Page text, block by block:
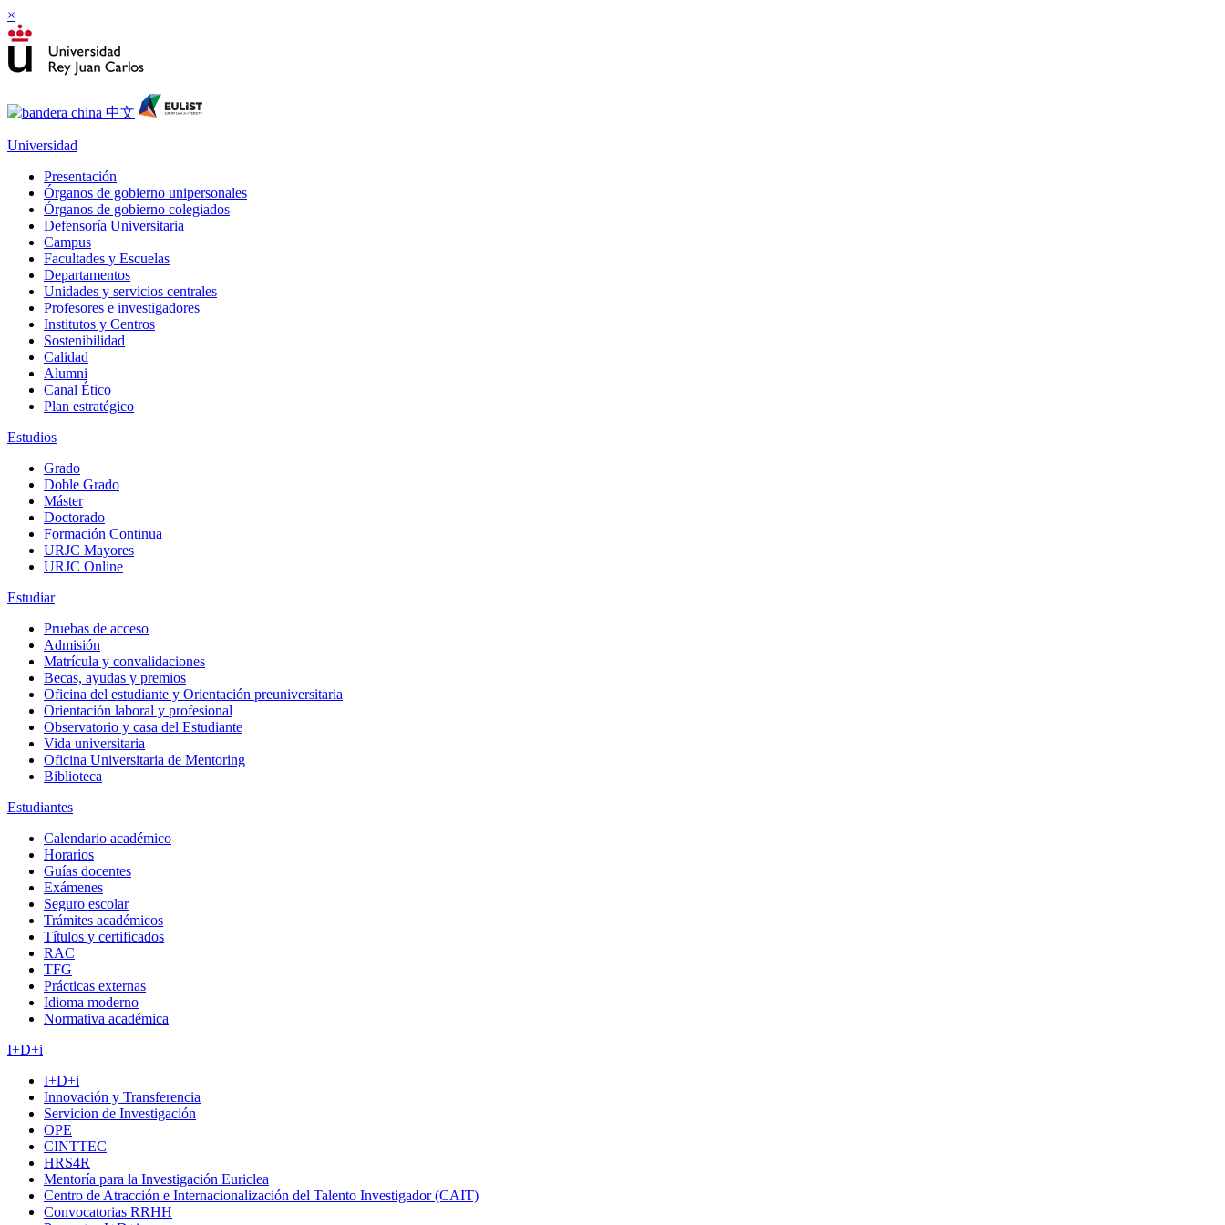
×
Universidad
Presentación
Órganos de gobierno unipersonales
Órganos de gobierno colegiados
Defensoría Universitaria
Campus
Facultades y Escuelas
Departamentos
Unidades y servicios centrales
Profesores e investigadores
Institutos y Centros
Sostenibilidad
Calidad
Alumni
Canal Ético
Plan estratégico
Estudios
Grado
Doble Grado
Máster
Doctorado
Formación Continua
URJC Mayores
URJC Online
Estudiar
Pruebas de acceso
Admisión
Matrícula y convalidaciones
Becas, ayudas y premios
Oficina del estudiante y Orientación preuniversitaria
Orientación laboral y profesional
Observatorio y casa del Estudiante
Vida universitaria
Oficina Universitaria de Mentoring
Biblioteca
Estudiantes
Calendario académico
Horarios
Guías docentes
Exámenes
Seguro escolar
Trámites académicos
Títulos y certificados
RAC
TFG
Prácticas externas
Idioma moderno
Normativa académica
I+D+i
I+D+i
Innovación y Transferencia
Servicion de Investigación
OPE
CINTTEC
HRS4R
Mentoría para la Investigación Euriclea
Centro de Atracción e Internacionalización del Talento Investigador (CAIT)
Convocatorias RRHH